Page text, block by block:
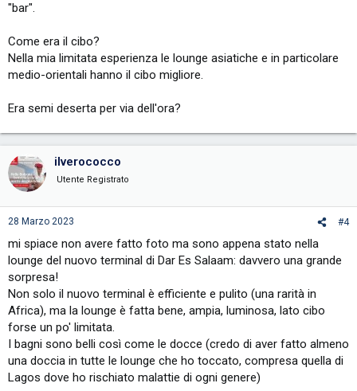
"bar".
Come era il cibo?
Nella mia limitata esperienza le lounge asiatiche e in particolare
medio-orientali hanno il cibo migliore.
Era semi deserta per via dell'ora?
ilverococco
Utente Registrato
28 Marzo 2023 #4
mi spiace non avere fatto foto ma sono appena stato nella
lounge del nuovo terminal di Dar Es Salaam: davvero una grande
sorpresa!
Non solo il nuovo terminal è efficiente e pulito (una rarità in
Africa), ma la lounge è fatta bene, ampia, luminosa, lato cibo
forse un po' limitata.
I bagni sono belli così come le docce (credo di aver fatto almeno
una doccia in tutte le lounge che ho toccato, compresa quella di
Lagos dove ho rischiato malattie di ogni genere)